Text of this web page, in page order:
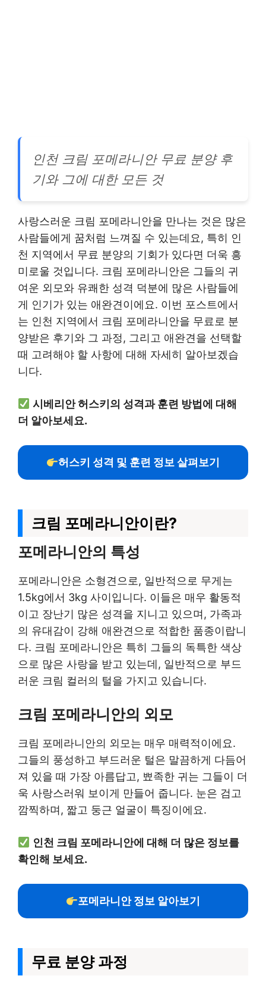
인천 크림 포메라니안 무료 분양 후
기와 그에 대한 모든 것
사랑스러운 크림 포메라니안을 만나는 것은 많은
사람들에게 꿈처럼 느껴질 수 있는데요, 특히 인
천 지역에서 무료 분양의 기회가 있다면 더욱 흥
미로울 것입니다. 크림 포메라니안은 그들의 귀
여운 외모와 유쾌한 성격 덕분에 많은 사람들에
게 인기가 있는 애완견이에요. 이번 포스트에서
는 인천 지역에서 크림 포메라니안을 무료로 분
양받은 후기와 그 과정, 그리고 애완견을 선택할
때 고려해야 할 사항에 대해 자세히 알아보겠습
니다.
시베리안 허스키의 성격과 훈련 방법에 대해
더 알아보세요.
허스키 성격 및 훈련 정보 살펴보기
크림 포메라니안이란?
포메라니안의 특성
포메라니안은 소형견으로, 일반적으로 무게는
1.5kg에서 3kg 사이입니다. 이들은 매우 활동적
이고 장난기 많은 성격을 지니고 있으며, 가족과
의 유대감이 강해 애완견으로 적합한 품종이랍니
다. 크림 포메라니안은 특히 그들의 독특한 색상
으로 많은 사랑을 받고 있는데, 일반적으로 부드
러운 크림 컬러의 털을 가지고 있습니다.
크림 포메라니안의 외모
크림 포메라니안의 외모는 매우 매력적이에요.
그들의 풍성하고 부드러운 털은 말끔하게 다듬어
져 있을 때 가장 아름답고, 뾰족한 귀는 그들이 더
욱 사랑스러워 보이게 만들어 줍니다. 눈은 검고
깜찍하며, 짧고 둥근 얼굴이 특징이에요.
인천 크림 포메라니안에 대해 더 많은 정보를
확인해 보세요.
포메라니안 정보 알아보기
무료 분양 과정